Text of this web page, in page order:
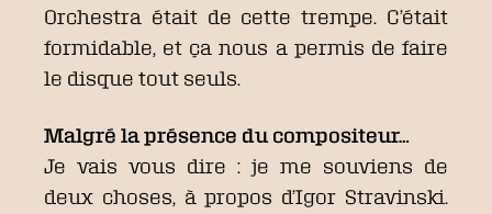
Orchestra était de cette trempe. C’était
formidable, et ça nous a permis de faire
le disque tout seuls.
Malgré la présence du compositeur…
Je vais vous dire : je me souviens de
deux choses, à propos d’Igor Stravinski.